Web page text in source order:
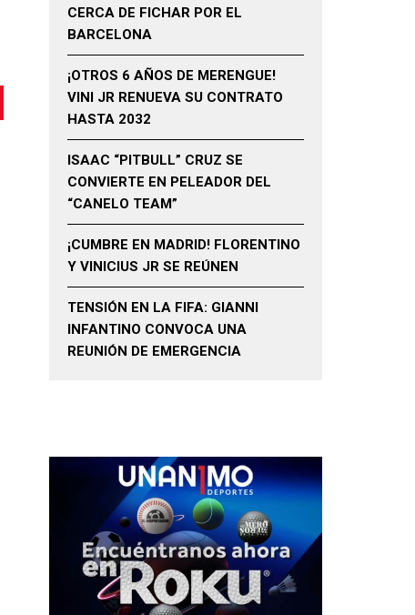
CERCA DE FICHAR POR EL
BARCELONA
¡OTROS 6 AÑOS DE MERENGUE!
VINI JR RENUEVA SU CONTRATO
HASTA 2032
ISAAC “PITBULL” CRUZ SE
CONVIERTE EN PELEADOR DEL
“CANELO TEAM”
¡CUMBRE EN MADRID! FLORENTINO
Y VINICIUS JR SE REÚNEN
TENSIÓN EN LA FIFA: GIANNI
INFANTINO CONVOCA UNA
REUNIÓN DE EMERGENCIA